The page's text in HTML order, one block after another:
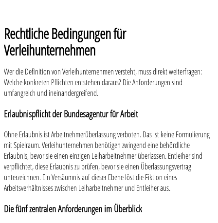
Rechtliche Bedingungen für
Verleihunternehmen
Wer die Definition von Verleihunternehmen versteht, muss direkt weiterfragen:
Welche konkreten Pflichten entstehen daraus? Die Anforderungen sind
umfangreich und ineinandergreifend.
Erlaubnispflicht der Bundesagentur für Arbeit
Ohne Erlaubnis ist Arbeitnehmerüberlassung verboten. Das ist keine Formulierung
mit Spielraum. Verleihunternehmen benötigen zwingend eine behördliche
Erlaubnis, bevor sie einen einzigen Leiharbeitnehmer überlassen. Entleiher sind
verpflichtet, diese Erlaubnis zu prüfen, bevor sie einen Überlassungsvertrag
unterzeichnen. Ein Versäumnis auf dieser Ebene löst die Fiktion eines
Arbeitsverhältnisses zwischen Leiharbeitnehmer und Entleiher aus.
Die fünf zentralen Anforderungen im Überblick